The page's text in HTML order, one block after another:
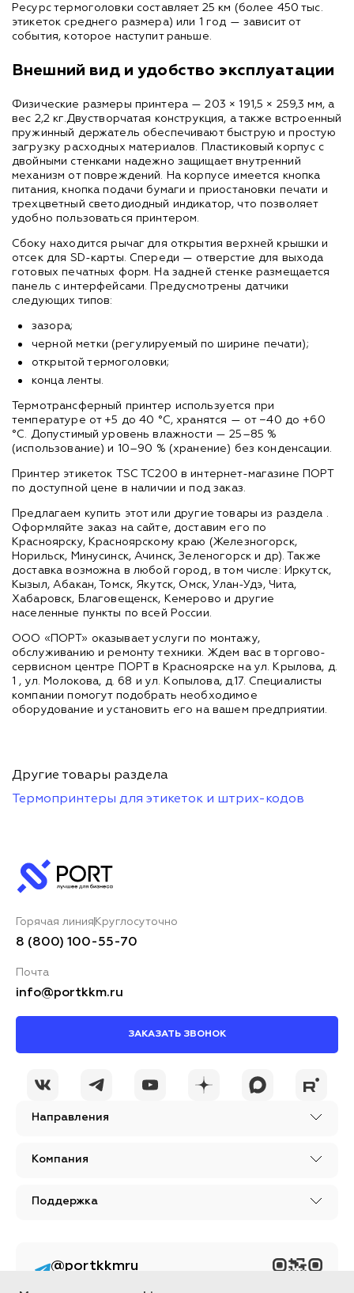
Ресурс термоголовки составляет 25 км (более 450 тыс.
этикеток среднего размера) или 1 год — зависит от
события, которое наступит раньше.
Внешний вид и удобство эксплуатации
Физические размеры принтера — 203 × 191,5 × 259,3 мм, а
вес 2,2 кг.Двустворчатая конструкция, а также встроенный
пружинный держатель обеспечивают быструю и простую
загрузку расходных материалов. Пластиковый корпус с
двойными стенками надежно защищает внутренний
механизм от повреждений. На корпусе имеется кнопка
питания, кнопка подачи бумаги и приостановки печати и
трехцветный светодиодный индикатор, что позволяет
удобно пользоваться принтером.
Сбоку находится рычаг для открытия верхней крышки и
отсек для SD-карты. Спереди — отверстие для выхода
готовых печатных форм. На задней стенке размещается
панель с интерфейсами. Предусмотрены датчики
следующих типов:
зазора;
черной метки (регулируемый по ширине печати);
открытой термоголовки;
конца ленты.
Термотрансферный принтер используется при
температуре от +5 до 40 °C, хранятся — от −40 до +60
°C. Допустимый уровень влажности — 25–85 %
(использование) и 10–90 % (хранение) без конденсации.
Принтер этикеток TSC TC200 в интернет-магазине ПОРТ
по доступной цене в наличии и под заказ.
Предлагаем купить этот или другие товары из раздела .
Оформляйте заказ на сайте, доставим его по
Красноярску, Красноярскому краю (Железногорск,
Норильск, Минусинск, Ачинск, Зеленогорск и др). Также
доставка возможна в любой город, в том числе: Иркутск,
Кызыл, Абакан, Томск, Якутск, Омск, Улан-Удэ, Чита,
Хабаровск, Благовещенск, Кемерово и другие
населенные пункты по всей России.
ООО «ПОРТ» оказывает услуги по монтажу,
обслуживанию и ремонту техники. Ждем вас в торгово-
сервисном центре ПОРТ в Красноярске на ул. Крылова, д.
1 , ул. Молокова, д. 68 и ул. Копылова, д.17. Специалисты
компании помогут подобрать необходимое
оборудование и установить его на вашем предприятии.
Другие товары раздела
Термопринтеры для этикеток и штрих-кодов
Направления
Компания
Поддержка
Горячая линия Круглосуточно
8 (800) 100-55-70
Почта
info@portkkm.ru
ЗАКАЗАТЬ ЗВОНОК
@portkkmru